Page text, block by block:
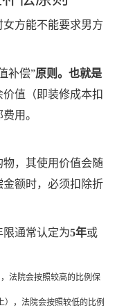
方能不能要求男方
补偿”原则。也就是
价值（即装修成本扣
用。
，其使用价值会随
额时，必须扣除折
通常认定为5年或
法院会按照较高的比例保
），法院会按照较低的比例